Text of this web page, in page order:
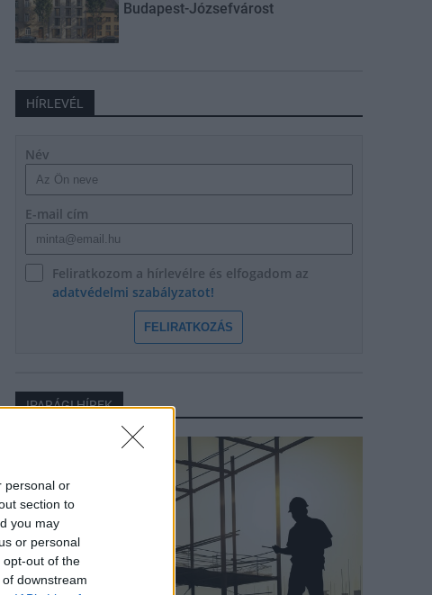
personal or
section to
you may
or personal
opt-out of the
downstream
Budapest-Józsefvárost
HÍRLEVÉL
Név
E-mail cím
Feliratkozom a hírlevélre és elfogadom az
adatvédelmi szabályzatot!
FELIRATKOZÁS
IPARÁGI HÍREK